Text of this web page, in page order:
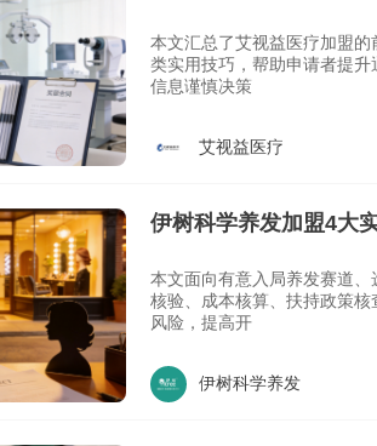
本文汇总了艾视益医疗加盟
类实用技巧，帮助申请者提
信息谨慎决策
艾视益医疗
伊树科学养发加盟4大
本文面向有意入局养发赛道
核验、成本核算、扶持政策
风险，提高开
伊树科学养发